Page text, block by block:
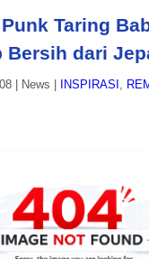
Taring
Bersih dari
News INSPIRASI ,